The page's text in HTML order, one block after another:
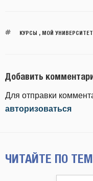
КУРСЫ , МОЙ УНИВЕРСИТЕТ
Добавить
Для отправки
авторизоваться
ЧИТАЙТЕ ПО